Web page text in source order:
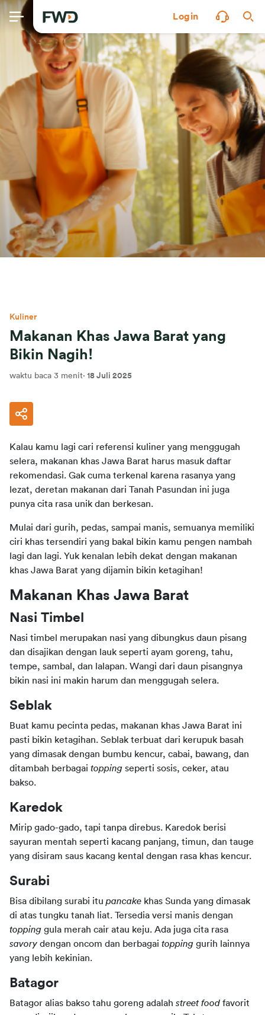
Login
Kuliner
Makanan Khas Jawa Barat yang
Bikin Nagih!
waktu baca 3 menit· 18 Juli 2025
Kalau kamu lagi cari referensi kuliner yang menggugah
selera, makanan khas Jawa Barat harus masuk daftar
rekomendasi. Gak cuma terkenal karena rasanya yang
lezat, deretan makanan dari Tanah Pasundan ini juga
punya cita rasa unik dan berkesan.
Mulai dari gurih, pedas, sampai manis, semuanya memiliki
ciri khas tersendiri yang bakal bikin kamu pengen nambah
lagi dan lagi. Yuk kenalan lebih dekat dengan makanan
khas Jawa Barat yang dijamin bikin ketagihan!
Makanan Khas Jawa Barat
Nasi Timbel
Nasi timbel merupakan nasi yang dibungkus daun pisang
dan disajikan dengan lauk seperti ayam goreng, tahu,
tempe, sambal, dan lalapan. Wangi dari daun pisangnya
bikin nasi ini makin harum dan menggugah selera.
Seblak
Buat kamu pecinta pedas, makanan khas Jawa Barat ini
pasti bikin ketagihan. Seblak terbuat dari kerupuk basah
yang dimasak dengan bumbu kencur, cabai, bawang, dan
ditambah berbagai topping seperti sosis, ceker, atau
bakso.
Karedok
Mirip gado-gado, tapi tanpa direbus. Karedok berisi
sayuran mentah seperti kacang panjang, timun, dan tauge
yang disiram saus kacang kental dengan rasa khas kencur.
Surabi
Bisa dibilang surabi itu pancake khas Sunda yang dimasak
topping
savory dengan oncom dan berbagai topping gurih lainnya
yang lebih kekinian.
Batagor
Batagor alias bakso tahu goreng adalah street food favorit